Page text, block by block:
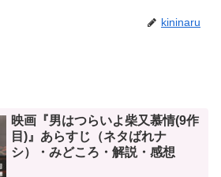
kininaru
映画『男はつらいよ柴又慕情(9作
目)』あらすじ（ネタばれナ
シ）・みどころ・解説・感想